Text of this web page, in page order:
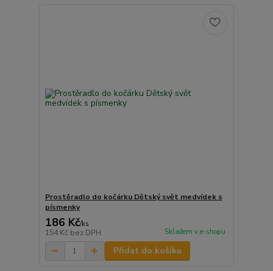
Prostěradlo do kočárku Dětský svět medvídek s
písmenky
186 Kč/ks
154 Kč bez DPH Skladem v e-shopu
Přidat do košíku